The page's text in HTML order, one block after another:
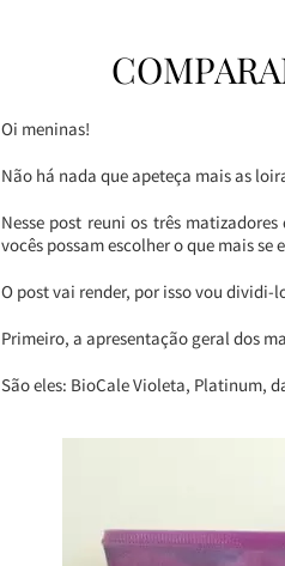
Oi meninas!
Não há nada que apeteça mais as
Nesse post reuni os três
vocês possam escolher o que mais se
O post vai render, por isso vou dividi-
Primeiro, a apresentação geral dos
São eles: BioCale Violeta, Platinum,